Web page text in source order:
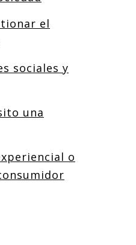
el
sociales y
una
o